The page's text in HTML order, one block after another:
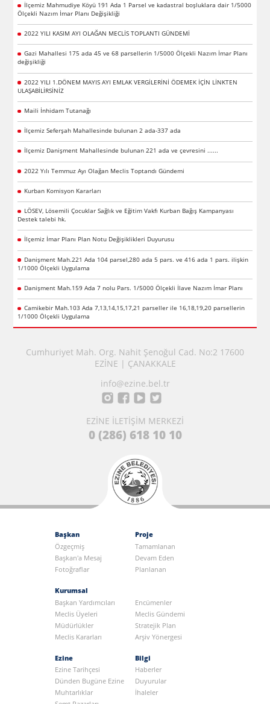
İlçemiz Mahmudiye Köyü 191 Ada 1 Parsel ve kadastral boşluklara dair 1/5000
Ölçekli Nazım İmar Planı Değişikliği
2022 YILI KASIM AYI OLAĞAN MECLİS TOPLANTI GÜNDEMİ
Gazi Mahallesi 175 ada 45 ve 68 parsellerin 1/5000 Ölçekli Nazım İmar Planı
değişikliği
2022 YILI 1.DÖNEM MAYIS AYI EMLAK VERGİLERİNİ ÖDEMEK İÇİN LİNKTEN
ULAŞABİLİRSİNİZ
Maili İnhidam Tutanağı
İlçemiz Seferşah Mahallesinde bulunan 2 ada-337 ada
İlçemiz Danişment Mahallesinde bulunan 221 ada ve çevresini ......
2022 Yılı Temmuz Ayı Olağan Meclis Toptandı Gündemi
Kurban Komisyon Kararları
LÖSEV, Lösemili Çocuklar Sağlık ve Eğitim Vakfı Kurban Bağış Kampanyası
Destek talebi hk.
İlçemiz İmar Planı Plan Notu Değişiklikleri Duyurusu
Danişment Mah.221 Ada 104 parsel,280 ada 5 pars. ve 416 ada 1 pars. ilişkin
1/1000 Ölçekli Uygulama
Danişment Mah.159 Ada 7 nolu Pars. 1/5000 Ölçekli İlave Nazım İmar Planı
Camikebir Mah.103 Ada 7,13,14,15,17,21 parseller ile 16,18,19,20 parsellerin
1/1000 Ölçekli Uygulama
Cumhuriyet Mah. Org. Nahit Şenoğul Cad. No:2 17600
EZİNE | ÇANAKKALE
info@ezine.bel.tr
EZİNE İLETİŞİM MERKEZİ
0 (286) 618 10 10
Başkan
Özgeçmiş
Başkan'a Mesaj
Fotoğraflar
Proje
Tamamlanan
Devam Eden
Planlanan
Kurumsal
Başkan Yardımcıları
Encümenler
Meclis Üyeleri
Meclis Gündemi
Müdürlükler
Stratejik Plan
Meclis Kararları
Arşiv Yönergesi
Ezine
Ezine Tarihçesi
Dünden Bugüne Ezine
Muhtarlıklar
Bilgi
Haberler
Duyurular
İhaleler